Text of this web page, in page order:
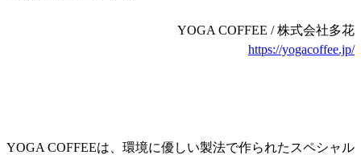
YOGA COFFEE / 株式会社多花
https://yogacoffee.jp/
YOGA COFFEEは、環境に優しい製法で作られたスペシャル